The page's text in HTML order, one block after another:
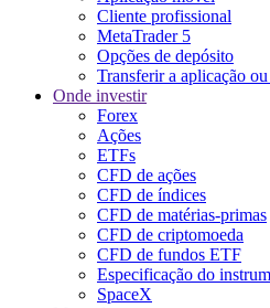
Cliente profissional
MetaTrader 5
Opções de depósito
Transferir a aplicação
Onde investir
Forex
Ações
ETFs
CFD de ações
CFD de índices
CFD de matérias-primas
CFD de criptomoeda
CFD de fundos ETF
Especificação do
SpaceX